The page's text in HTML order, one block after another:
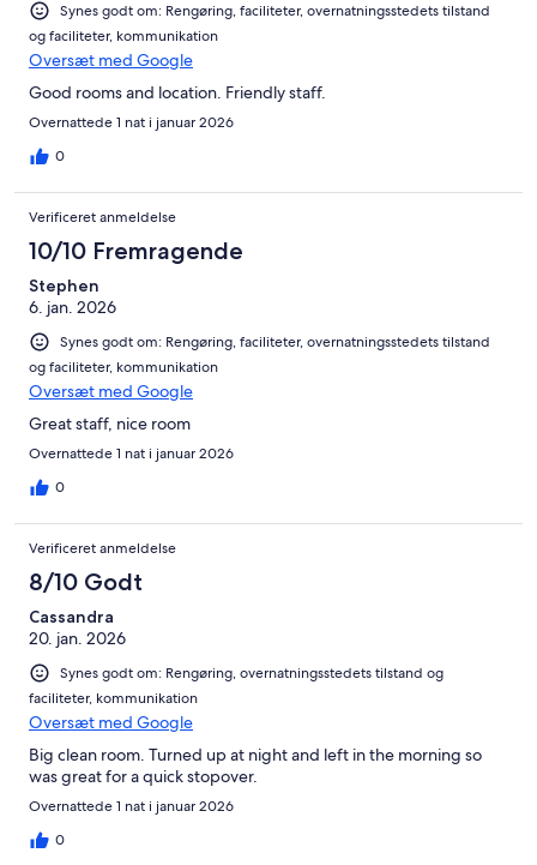
Synes godt om: Rengøring, faciliteter, overnatningsstedets tilstand
og faciliteter, kommunikation
Oversæt med Google
Good rooms and location. Friendly staff.
Overnattede 1 nat i januar 2026
0
Verificeret anmeldelse
10/10 Fremragende
Stephen
6. jan. 2026
Synes godt om: Rengøring, faciliteter, overnatningsstedets tilstand
og faciliteter, kommunikation
Oversæt med Google
Great staff, nice room
Overnattede 1 nat i januar 2026
0
Verificeret anmeldelse
8/10 Godt
Cassandra
20. jan. 2026
Synes godt om: Rengøring, overnatningsstedets tilstand og
faciliteter, kommunikation
Oversæt med Google
Big clean room. Turned up at night and left in the morning so
was great for a quick stopover.
Overnattede 1 nat i januar 2026
0